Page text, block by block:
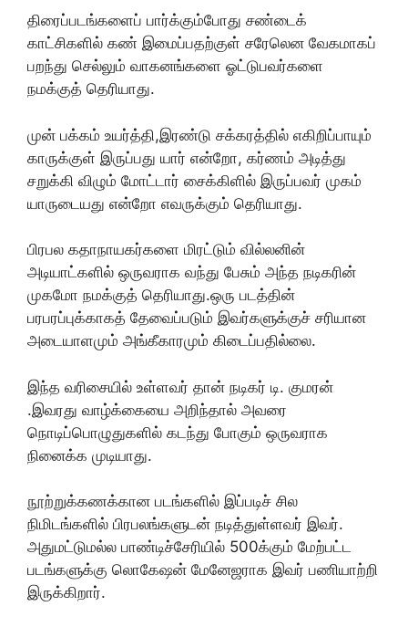
திரைப்படங்களைப் பார்க்கும்போது சண்டைக்
காட்சிகளில் கண் இமைப்பதற்குள் சரேலென வேகமாகப்
பறந்து செல்லும் வாகனங்களை ஓட்டுபவர்களை
நமக்குத் தெரியாது.
முன் பக்கம் உயர்த்தி,இரண்டு சக்கரத்தில் எகிறிப்பாயும்
காருக்குள் இருப்பது யார் என்றோ, கர்ணம் அடித்து
சறுக்கி விழும் மோட்டார் சைக்கிளில் இருப்பவர் முகம்
யாருடையது என்றோ எவருக்கும் தெரியாது.
பிரபல கதாநாயகர்களை மிரட்டும் வில்லனின்
அடியாட்களில் ஒருவராக வந்து பேசும் அந்த நடிகரின்
முகமோ நமக்குத் தெரியாது.ஒரு படத்தின்
பரபரப்புக்காகத் தேவைப்படும் இவர்களுக்குச் சரியான
அடையாளமும் அங்கீகாரமும் கிடைப்பதில்லை.
இந்த வரிசையில் உள்ளவர் தான் நடிகர் டி. குமரன்
.இவரது வாழ்க்கையை அறிந்தால் அவரை
நொடிப்பொழுதுகளில் கடந்து போகும் ஒருவராக
நினைக்க முடியாது.
நூற்றுக்கணக்கான படங்களில் இப்படிச் சில
நிமிடங்களில் பிரபலங்களுடன் நடித்துள்ளவர் இவர்.
அதுமட்டுமல்ல பாண்டிச்சேரியில் 500க்கும் மேற்பட்ட
படங்களுக்கு லொகேஷன் மேனேஜராக இவர் பணியாற்றி
இருக்கிறார்.